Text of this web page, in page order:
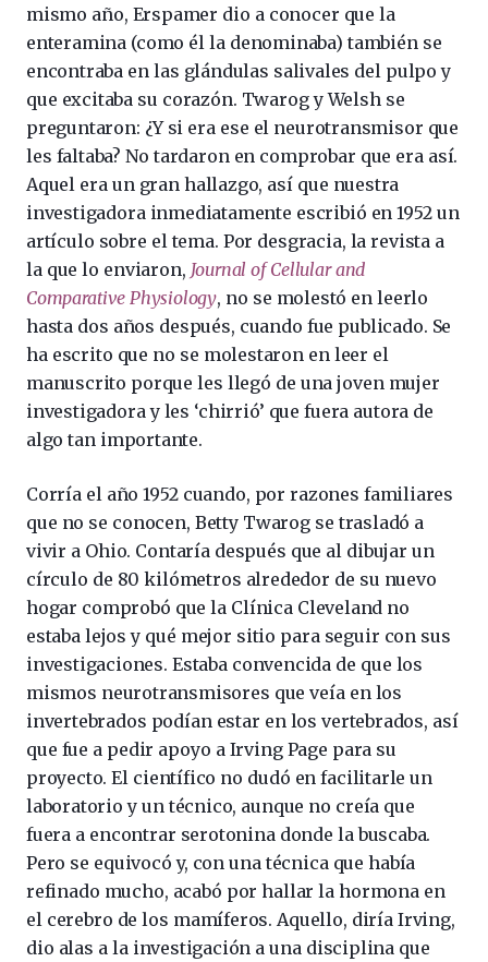
mismo año, Erspamer dio a conocer que la
enteramina (como él la denominaba) también se
encontraba en las glándulas salivales del pulpo y
que excitaba su corazón. Twarog y Welsh se
preguntaron: ¿Y si era ese el neurotransmisor que
les faltaba? No tardaron en comprobar que era así.
Aquel era un gran hallazgo, así que nuestra
investigadora inmediatamente escribió en 1952 un
artículo sobre el tema. Por desgracia, la revista a
la que lo enviaron, Journal of Cellular and
Comparative Physiology, no se molestó en leerlo
hasta dos años después, cuando fue publicado. Se
ha escrito que no se molestaron en leer el
manuscrito porque les llegó de una joven mujer
investigadora y les ‘chirrió’ que fuera autora de
algo tan importante.
Corría el año 1952 cuando, por razones familiares
que no se conocen, Betty Twarog se trasladó a
vivir a Ohio. Contaría después que al dibujar un
círculo de 80 kilómetros alrededor de su nuevo
hogar comprobó que la Clínica Cleveland no
estaba lejos y qué mejor sitio para seguir con sus
investigaciones. Estaba convencida de que los
mismos neurotransmisores que veía en los
invertebrados podían estar en los vertebrados, así
que fue a pedir apoyo a Irving Page para su
proyecto. El científico no dudó en facilitarle un
laboratorio y un técnico, aunque no creía que
fuera a encontrar serotonina donde la buscaba.
Pero se equivocó y, con una técnica que había
refinado mucho, acabó por hallar la hormona en
el cerebro de los mamíferos. Aquello, diría Irving,
dio alas a la investigación a una disciplina que